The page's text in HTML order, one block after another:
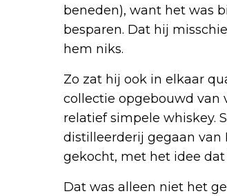
beneden), want het was
besparen. Dat hij
hem niks.
Zo zat hij ook in elkaar
collectie opgebouwd van
relatief simpele whiskey.
distilleerderij gegaan van
gekocht, met het idee
Dat was alleen niet het